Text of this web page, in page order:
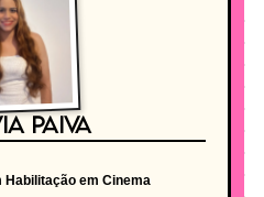
PAIVA
Habilitação em Cinema